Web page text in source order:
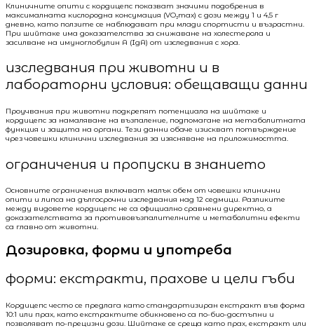
Клиничните опити с кордицепс показват значими подобрения в
максималната кислородна консумация (VO₂max) с дози между 1 и 4,5 г
дневно, като ползите се наблюдават при млади спортисти и възрастни.
При шийтаке има доказателства за снижаване на холестерола и
засилване на имуноглобулин A (IgA) от изследвания с хора.
изследвания при животни и в
лабораторни условия: обещаващи данни
Проучвания при животни подкрепят потенциала на шийтаке и
кордицепс за намаляване на възпаление, подпомагане на метаболитната
функция и защита на органи. Тези данни обаче изискват потвърждение
чрез човешки клинични изследвания за изясняване на приложимостта.
ограничения и пропуски в знанието
Основните ограничения включват малък обем от човешки клинични
опити и липса на дългосрочни изследвания над 12 седмици. Разликите
между видовете кордицепс не са официално сравнени директно, а
доказателствата за противовъзпалителните и метаболитни ефекти
са главно от животни.
Дозировка, форми и употреба
форми: екстракти, прахове и цели гъби
Кордицепс често се предлага като стандартизиран екстракт във форма
10:1 или прах, като екстрактите обикновено са по-био-достъпни и
позволяват по-прецизни дози. Шийтаке се среща като прах, екстракт или